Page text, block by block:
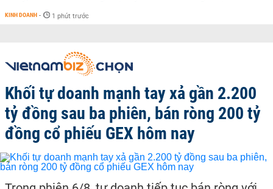
KINH DOANH - 1 phút trước
Khối tự doanh mạnh tay xả gần 2.200
tỷ đồng sau ba phiên, bán ròng 200 tỷ
đồng cổ phiếu GEX hôm nay